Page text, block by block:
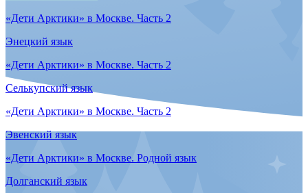
Topic 4. Family
Sami language
Topic 4. Family
Selkup language
Topic 4. Family
Veps language
Topic 4. Family
Yukaghir language